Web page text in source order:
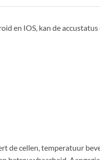
en IOS, kan de
de cellen, temperatuur